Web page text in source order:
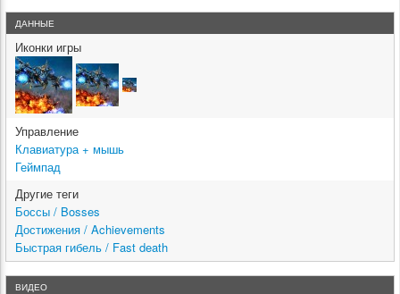
ДАННЫЕ
Иконки игры
Управление
Клавиатура + мышь
Геймпад
Другие теги
Боссы / Bosses
Достижения / Achievements
Быстрая гибель / Fast death
ВИДЕО